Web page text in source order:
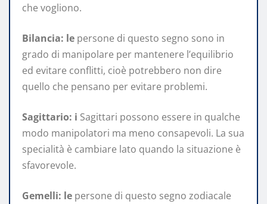
che vogliono.
Bilancia: le persone di questo segno sono in
grado di manipolare per mantenere l’equilibrio
ed evitare conflitti, cioè potrebbero non dire
quello che pensano per evitare problemi.
Sagittario: i Sagittari possono essere in qualche
modo manipolatori ma meno consapevoli. La sua
specialità è cambiare lato quando la situazione è
sfavorevole.
Gemelli: le persone di questo segno zodiacale